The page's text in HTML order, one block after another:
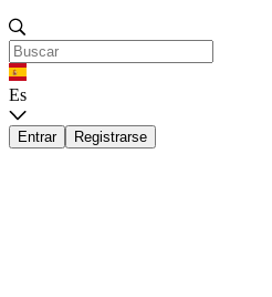
Es
Entrar Registrarse